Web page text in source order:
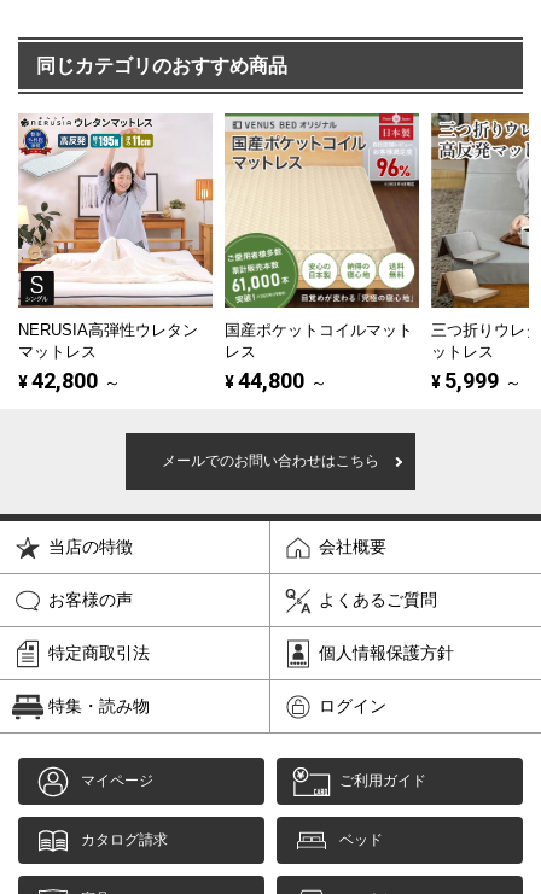
同じカテゴリのおすすめ商品
NERUSIA高弾性ウレタン
マットレス
¥42,800 ～
国産ポケットコイルマット
レス
¥44,800 ～
三つ折りウレ
ットレス
¥ 5,999 ～
メールでのお問い合わせはこちら
当店の特徴 会社概要
お客様の声 よくあるご質問
特定商取引法 個人情報保護方針
特集・読み物 ログイン
マイページ ご利用ガイド
カタログ請求 ベッド